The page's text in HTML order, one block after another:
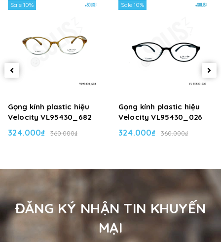
Sale 10%
Gọng kính plastic hiệu
Velocity VL95430_682
324.000₫ 360.000₫
Sale 10%
Gọng kính plastic hiệu
Velocity VL95430_026
324.000₫ 360.000₫
ĐĂNG KÝ NHẬN TIN KHUYẾN
MẠI